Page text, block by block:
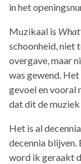
in het
Muzikaal is
schoonheid, niet
overgave, maar
was gewend.
gevoel en vooral
dat dit de
Het is al
decennia blijven.
word ik geraakt